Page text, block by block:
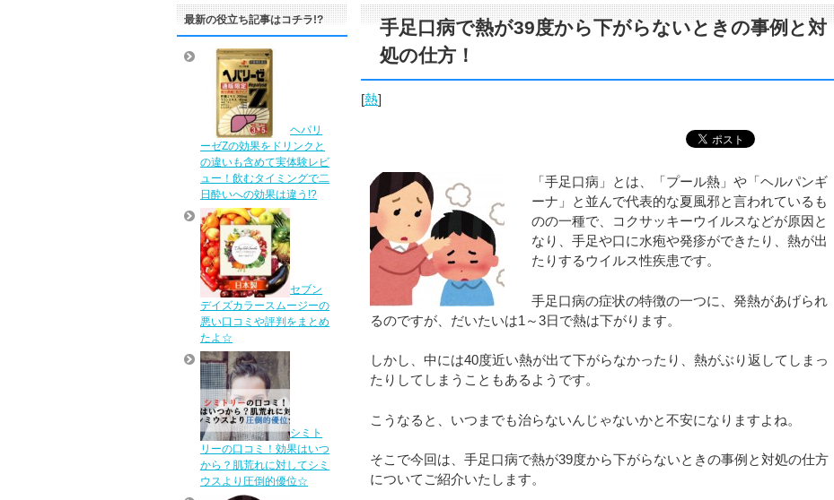
手足口病で熱が39度から下がらないときの事例と対
処の仕方！
[熱]
「手足口病」とは、「プール熱」や「ヘルパンギ
ーナ」と並んで代表的な夏風邪と言われているも
のの一種で、コクサッキーウイルスなどが原因と
なり、手足や口に水疱や発疹ができたり、熱が出
たりするウイルス性疾患です。
手足口病の症状の特徴の一つに、発熱があげられ
るのですが、だいたいは1～3日で熱は下がります。
しかし、中には40度近い熱が出て下がらなかったり、熱がぶり返してしまっ
たりしてしまうこともあるようです。
こうなると、いつまでも治らないんじゃないかと不安になりますよね。
そこで今回は、手足口病で熱が39度から下がらないときの事例と対処の仕方
についてご紹介いたします。
最新の役立ち記事はコチラ!?
ヘパリ
ーゼZの効果をドリンクと
の違いも含めて実体験レビ
ュー！飲むタイミングで二
日酔いへの効果は違う!?
セブン
デイズカラースムージーの
悪い口コミや評判をまとめ
たよ☆
シミト
リーの口コミ！効果はいつ
から？肌荒れに対してシミ
ウスより圧倒的優位☆